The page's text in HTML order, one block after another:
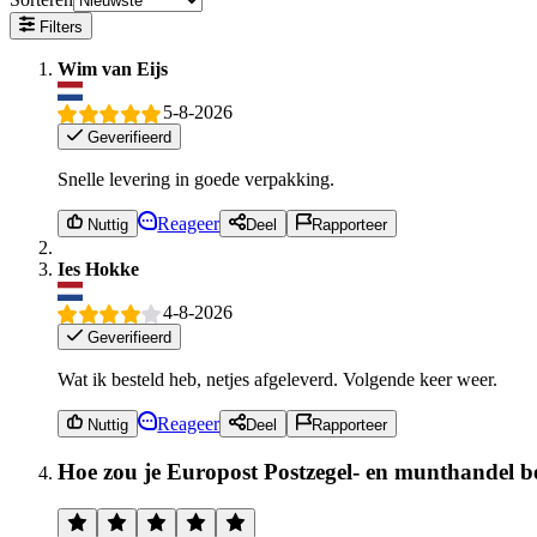
Filters
Wim van Eijs
5-8-2026
Geverifieerd
Snelle levering in goede verpakking.
Nuttig Reageer Deel Rapporteer
Ies Hokke
4-8-2026
Geverifieerd
Wat ik besteld heb, netjes afgeleverd. Volgende keer weer.
Nuttig Reageer Deel Rapporteer
Hoe zou je Europost Postzegel- en munthandel